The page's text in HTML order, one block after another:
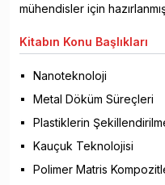
mühendisler için
Kitabın Konu Başlıkları
Nanoteknoloji
Metal Döküm Süreçleri
Plastiklerin
Kauçuk Teknolojisi
Polimer Matris